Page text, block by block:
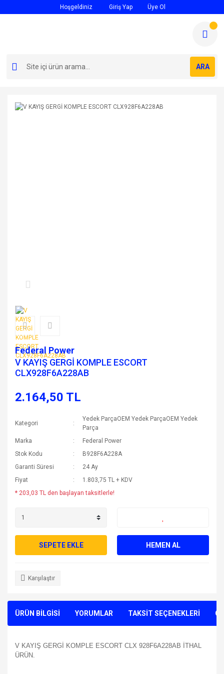
Hoşgeldiniz Giriş Yap Üye Ol
ARA
Federal Power
V KAYIŞ GERGİ KOMPLE ESCORT
CLX928F6A228AB
2.164,50 TL
Kategori
Yedek ParçaOEM Yedek ParçaOEM Yedek
Parça
Marka
Federal Power
Stok Kodu
B928F6A228A
Garanti Süresi
24 Ay
Fiyat
1.803,75 TL + KDV
* 203,03 TL den başlayan taksitlerle!
SEPETE EKLE HEMEN AL
Karşılaştır
ÜRÜN BİLGİSİ YORUMLAR TAKSİT SEÇENEKLERİ
V KAYIŞ GERGİ KOMPLE ESCORT CLX 928F6A228AB İTHAL
ÜRÜN.